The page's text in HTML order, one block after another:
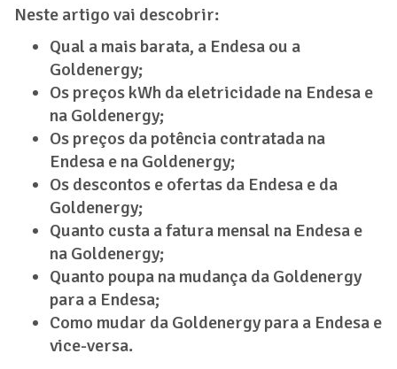
Neste artigo vai descobrir:
Qual a mais barata, a Endesa ou a
Goldenergy;
Os preços kWh da eletricidade na Endesa e
na Goldenergy;
Os preços da potência contratada na
Endesa e na Goldenergy;
Os descontos e ofertas da Endesa e da
Goldenergy;
Quanto custa a fatura mensal na Endesa e
na Goldenergy;
Quanto poupa na mudança da Goldenergy
para a Endesa;
Como mudar da Goldenergy para a Endesa e
vice-versa.